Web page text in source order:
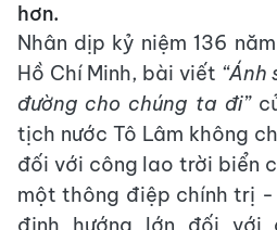
hơn.
Nhân dịp kỷ niệm 136
Hồ Chí Minh, bài viết “Ánh
đường cho chúng ta đi”
tịch nước Tô Lâm không
đối với công lao trời biển
một thông điệp chính trị